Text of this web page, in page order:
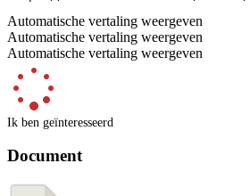
Automatische vertaling weergeven
Automatische vertaling weergeven
Automatische vertaling weergeven
Ik ben geïnteresseerd
Document